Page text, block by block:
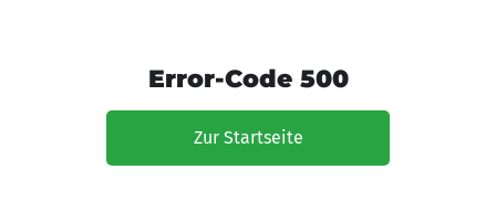
Error-Code 500
Zur Startseite